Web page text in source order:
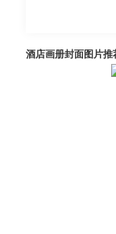
酒店画册封面图片推